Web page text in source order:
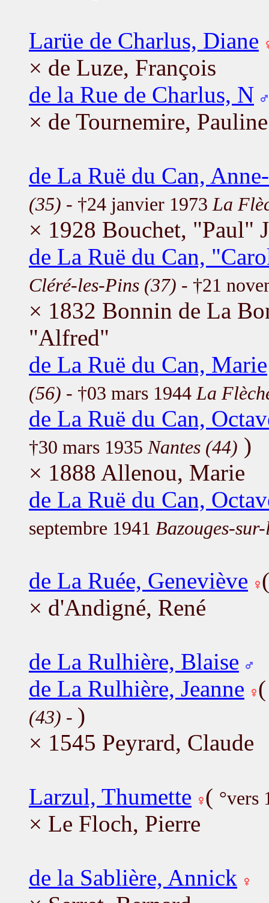
Larüe de Charlus, Diane
× de Luze, François
de la Rue de Charlus, N
× de Tournemire, Pauline
de La Ruë du Can,
(35) - †24 janvier 1973 La
× 1928 Bouchet, "Paul"
de La Ruë du Can,
Cléré-les-Pins (37) - †21
× 1832 Bonnin de La
"Alfred"
de La Ruë du Can, Marie
(56) - †03 mars 1944 La
de La Ruë du Can,
†30 mars 1935 Nantes (44) )
× 1888 Allenou, Marie
de La Ruë du Can,
septembre 1941 Bazouges-
de La Ruée, Geneviève
× d'Andigné, René
de La Rulhière, Blaise
de La Rulhière, Jeanne
(43) - )
× 1545 Peyrard, Claude
Larzul, Thumette ( °vers
× Le Floch, Pierre
de la Sablière, Annick